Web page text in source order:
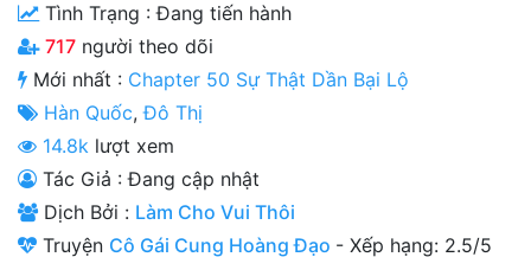
Kinh Dị
Lịch Sử
Mạt Thế
Ngôn Tình
Thanh xuân - Vườn trường
Tình Trạng :Đang tiến hành
717 người theo dõi
Mới nhất : Chapter 50 Sự Thật Dần Bại Lộ
Hàn Quốc,Đô Thị
14.8k lượt xem
Tác Giả : Đang cập nhật
Dịch Bởi : Làm Cho Vui Thôi
Truyện Cô Gái Cung Hoàng Đạo - Xếp hạng: 2.5/5